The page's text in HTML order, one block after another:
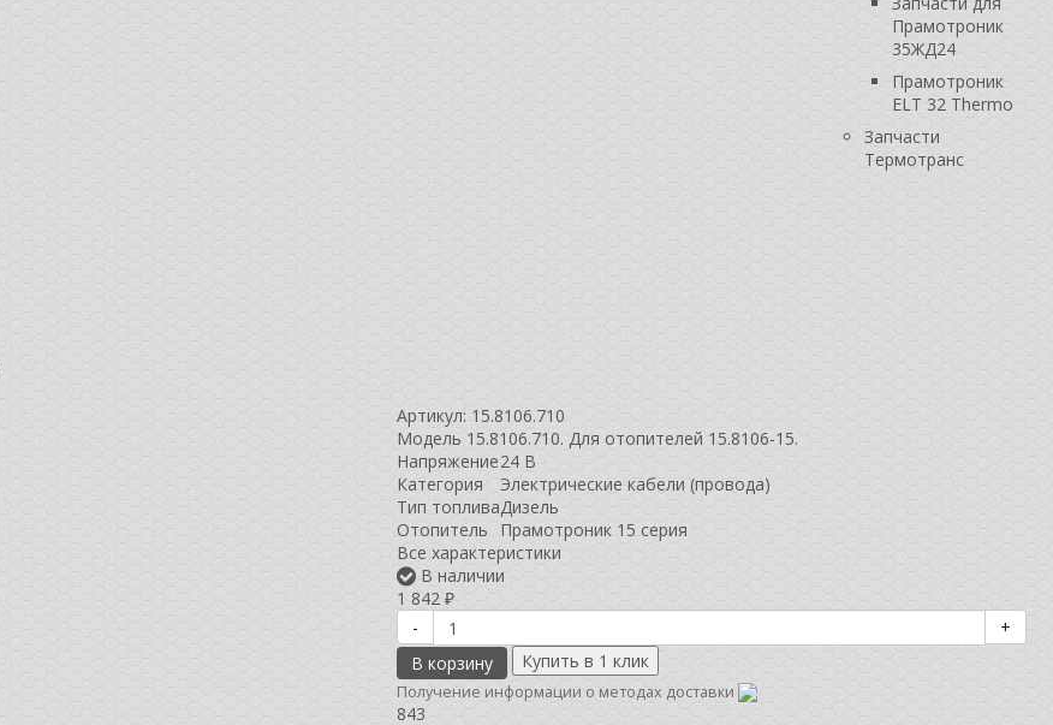
Прамотроник
35ЖД24
Прамотроник
ELT 32 Thermo
Запчасти
Термотранс
Артикул: 15.8106.710
Модель 15.8106.710. Для отопителей 15.8106-15.
Напряжение24 В
Категория
Электрические кабели (провода)
Тип топливаДизель
Отопитель
Прамотроник 15 серия
Все характеристики
В наличии
1 842 ₽
-
+
В корзину
Получение информации о методах доставки
843